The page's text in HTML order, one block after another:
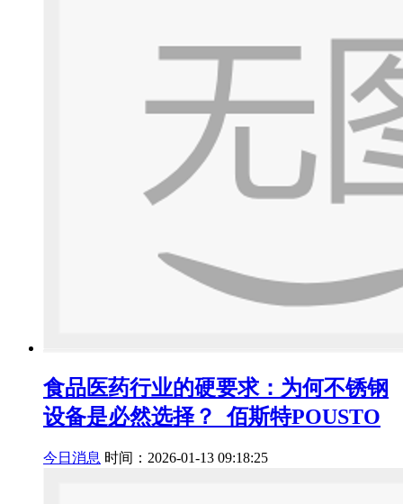
食品医药行业的硬要求：为何不锈钢
设备是必然选择？_佰斯特POUSTO
今日消息 时间：2026-01-13 09:18:25